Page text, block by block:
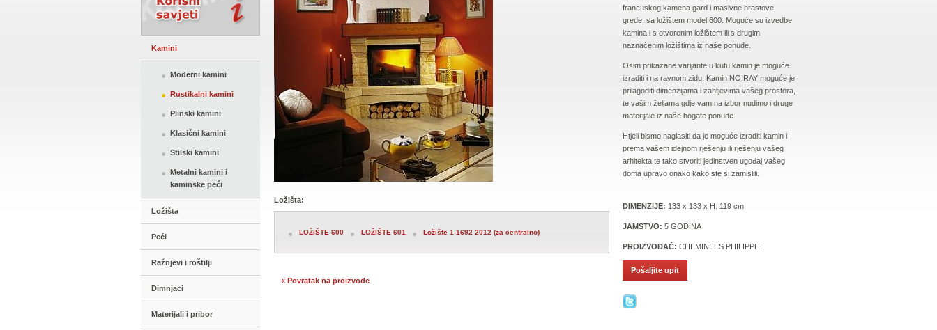
Kamini
Moderni kamini
Rustikalni kamini
Plinski kamini
Klasični kamini
Stilski kamini
Metalni kamini i
kaminske peći
Ložišta
Peći
Ražnjevi i roštilji
Dimnjaci
Materijali i pribor
francuskog kamena gard i masivne hrastove
grede, sa ložištem model 600. Moguće su izvedbe
kamina i s otvorenim ložištem ili s drugim
naznačenim ložištima iz naše ponude.
Osim prikazane varijante u kutu kamin je moguće
izraditi i na ravnom zidu. Kamin NOIRAY moguće je
prilagoditi dimenzijama i zahtjevima vašeg prostora,
te vašim željama gdje vam na izbor nudimo i druge
materijale iz naše bogate ponude.
Htjeli bismo naglasiti da je moguće izraditi kamin i
prema vašem idejnom rješenju ili rješenju vašeg
arhitekta te tako stvoriti jedinstven ugođaj vašeg
doma upravo onako kako ste si zamislili.
DIMENZIJE: 133 x 133 x H. 119 cm
JAMSTVO: 5 GODINA
PROIZVOĐAČ: CHEMINEES PHILIPPE
Pošaljite upit
Ložišta:
LOŽIŠTE 600 LOŽIŠTE 601 Ložište 1-1692 2012 (za centralno)
« Povratak na proizvode